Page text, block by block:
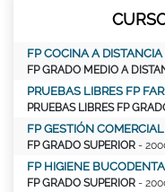
FP COCINA A DISTANCIA
FP GRADO MEDIO A
PRUEBAS LIBRES FP
PRUEBAS LIBRES FP
FP GESTIÓN
FP GRADO SUPERIOR -
FP HIGIENE
FP GRADO SUPERIOR -